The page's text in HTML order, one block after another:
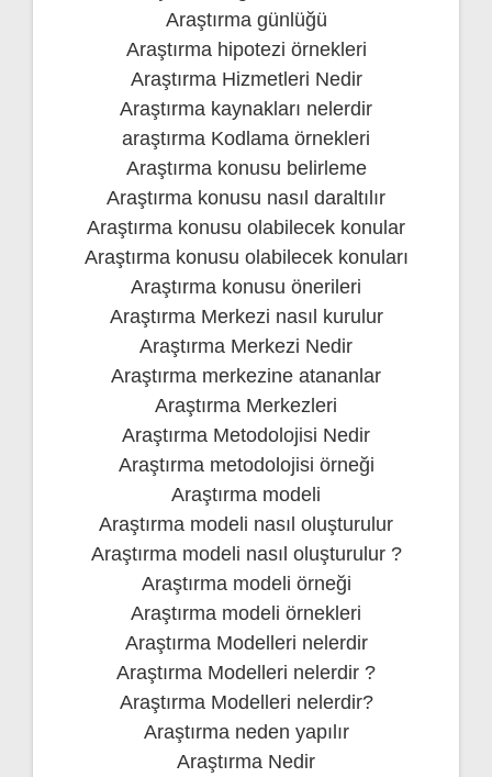
Araştırma günlüğü
Araştırma hipotezi örnekleri
Araştırma Hizmetleri Nedir
Araştırma kaynakları nelerdir
araştırma Kodlama örnekleri
Araştırma konusu belirleme
Araştırma konusu nasıl daraltılır
Araştırma konusu olabilecek konular
Araştırma konusu olabilecek konuları
Araştırma konusu önerileri
Araştırma Merkezi nasıl kurulur
Araştırma Merkezi Nedir
Araştırma merkezine atananlar
Araştırma Merkezleri
Araştırma Metodolojisi Nedir
Araştırma metodolojisi örneği
Araştırma modeli
Araştırma modeli nasıl oluşturulur
Araştırma modeli nasıl oluşturulur ?
Araştırma modeli örneği
Araştırma modeli örnekleri
Araştırma Modelleri nelerdir
Araştırma Modelleri nelerdir ?
Araştırma Modelleri nelerdir?
Araştırma neden yapılır
Araştırma Nedir